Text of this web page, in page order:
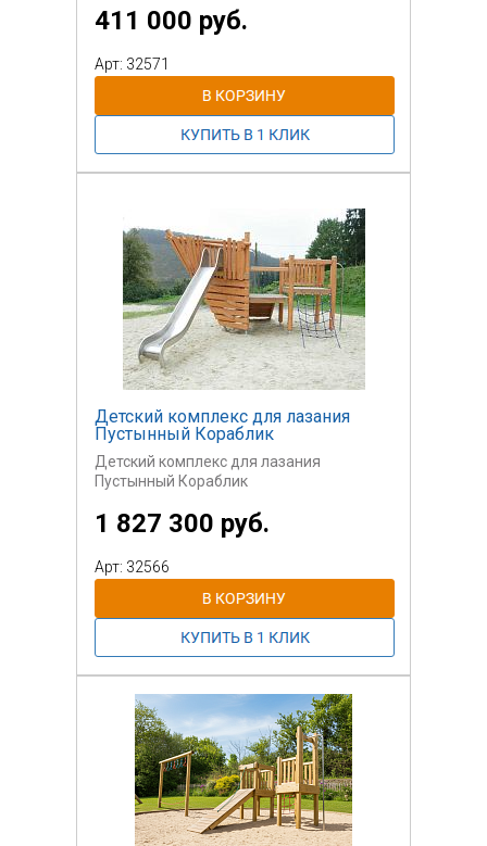
411 000 руб.
Арт: 32571
Детский комплекс для лазания
Пустынный Кораблик
Детский комплекс для лазания
Пустынный Кораблик
1 827 300 руб.
Арт: 32566